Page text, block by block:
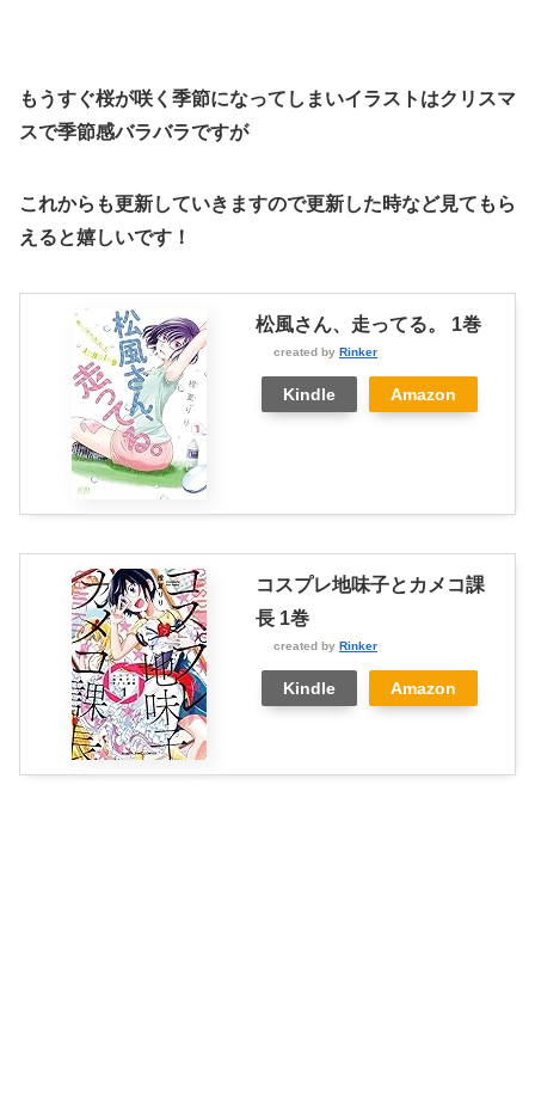
もうすぐ桜が咲く季節になってしまいイラストはクリスマ
スで季節感バラバラですが
これからも更新していきますので更新した時など見てもら
えると嬉しいです！
松風さん、走ってる。 1巻
created by Rinker
Kindle Amazon
コスプレ地味子とカメコ課
長 1巻
created by Rinker
Kindle Amazon